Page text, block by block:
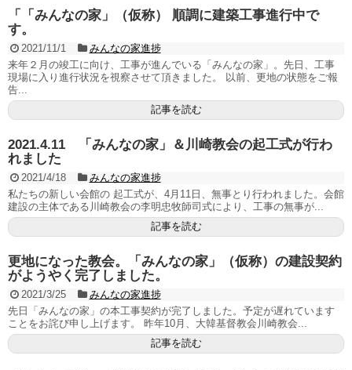
「「みんなの家」（仮称） 順調に建築工事進行中で
す。
2021/11/1
みんなの家進捗
来年２月の竣工に向け、工事が進んでいる「みんなの家」。先日、工事
現場に入り進行状況を視察させて頂きました。 以前、更地の状態をご報
告...
記事を読む
2021.4.11 「みんなの家」＆川崎教会の起工式が行わ
れました
2021/4/18
みんなの家進捗
私たちの新しい会館の 起工式が、4月11日、無事とり行われました。会館
建設の主体である川崎教会の李明忠牧師司式により、工事の無事が...
記事を読む
更地になった教会。「みんなの家」（仮称）の建設契約
がようやく完了しました。
2021/3/25
みんなの家進捗
先日「みんなの家」の本工事契約が完了しました。予定が遅れています
ことをお詫び申し上げます。 昨年10月、大韓基督教会川崎教会...
記事を読む